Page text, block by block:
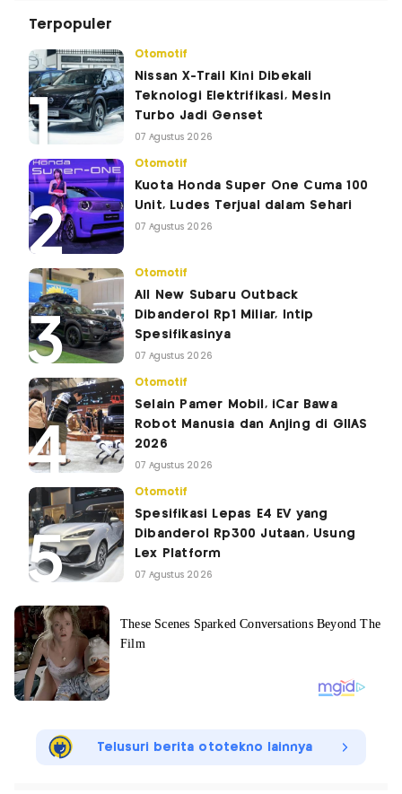
Terpopuler
Otomotif
Nissan X-Trail Kini Dibekali
Teknologi Elektrifikasi, Mesin
Turbo Jadi Genset
07 Agustus 2026
Otomotif
Kuota Honda Super One Cuma 100
Unit, Ludes Terjual dalam Sehari
07 Agustus 2026
Otomotif
All New Subaru Outback
Dibanderol Rp1 Miliar, Intip
Spesifikasinya
07 Agustus 2026
Otomotif
Selain Pamer Mobil, iCar Bawa
Robot Manusia dan Anjing di GIIAS
2026
07 Agustus 2026
Otomotif
Spesifikasi Lepas E4 EV yang
Dibanderol Rp300 Jutaan, Usung
Lex Platform
07 Agustus 2026
Telusuri berita ototekno lainnya